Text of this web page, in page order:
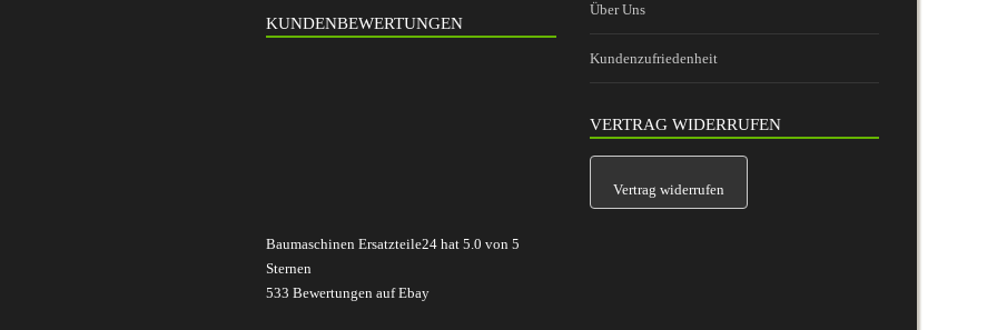
KUNDENBEWERTUNGEN
Baumaschinen Ersatzteile24 hat 5.0 von 5
Sternen
533 Bewertungen auf Ebay
Über Uns
Kundenzufriedenheit
VERTRAG WIDERRUFEN
Vertrag widerrufen